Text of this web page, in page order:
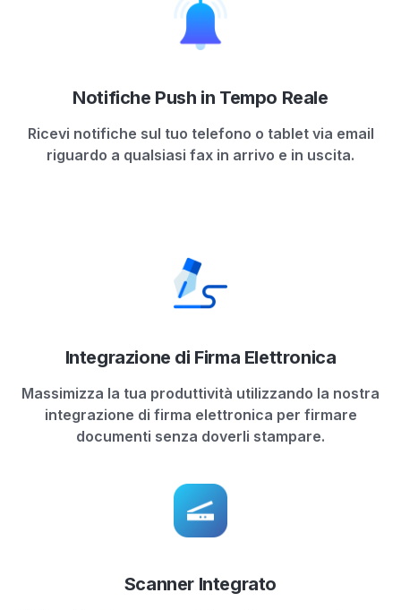
Notifiche Push in Tempo Reale
Ricevi notifiche sul tuo telefono o tablet via email
riguardo a qualsiasi fax in arrivo e in uscita.
Integrazione di Firma Elettronica
Massimizza la tua produttività utilizzando la nostra
integrazione di firma elettronica per firmare
documenti senza doverli stampare.
Scanner Integrato